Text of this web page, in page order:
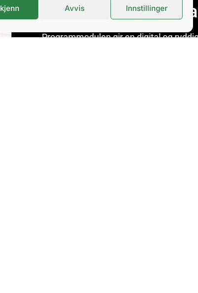
Avvis Innstillinger
Programmodulen gir en digital og